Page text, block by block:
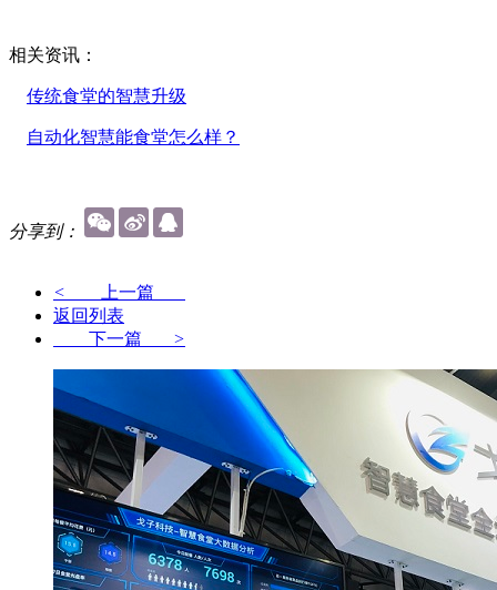
相关资讯：
传统食堂的智慧升级
自动化智慧能食堂怎么样？
分享到：
< 上一篇
返回列表
下一篇 >